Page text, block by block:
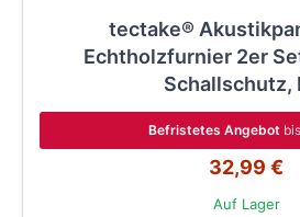
tectake®
Echtholzfurnier 2er
Schallschutz,
Befristetes Angebot
32,99 €
Auf Lager